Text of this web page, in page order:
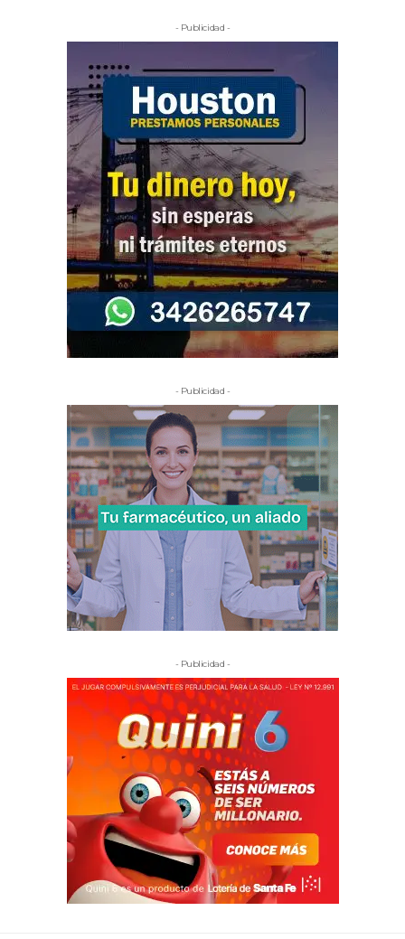
- Publicidad -
- Publicidad -
- Publicidad -